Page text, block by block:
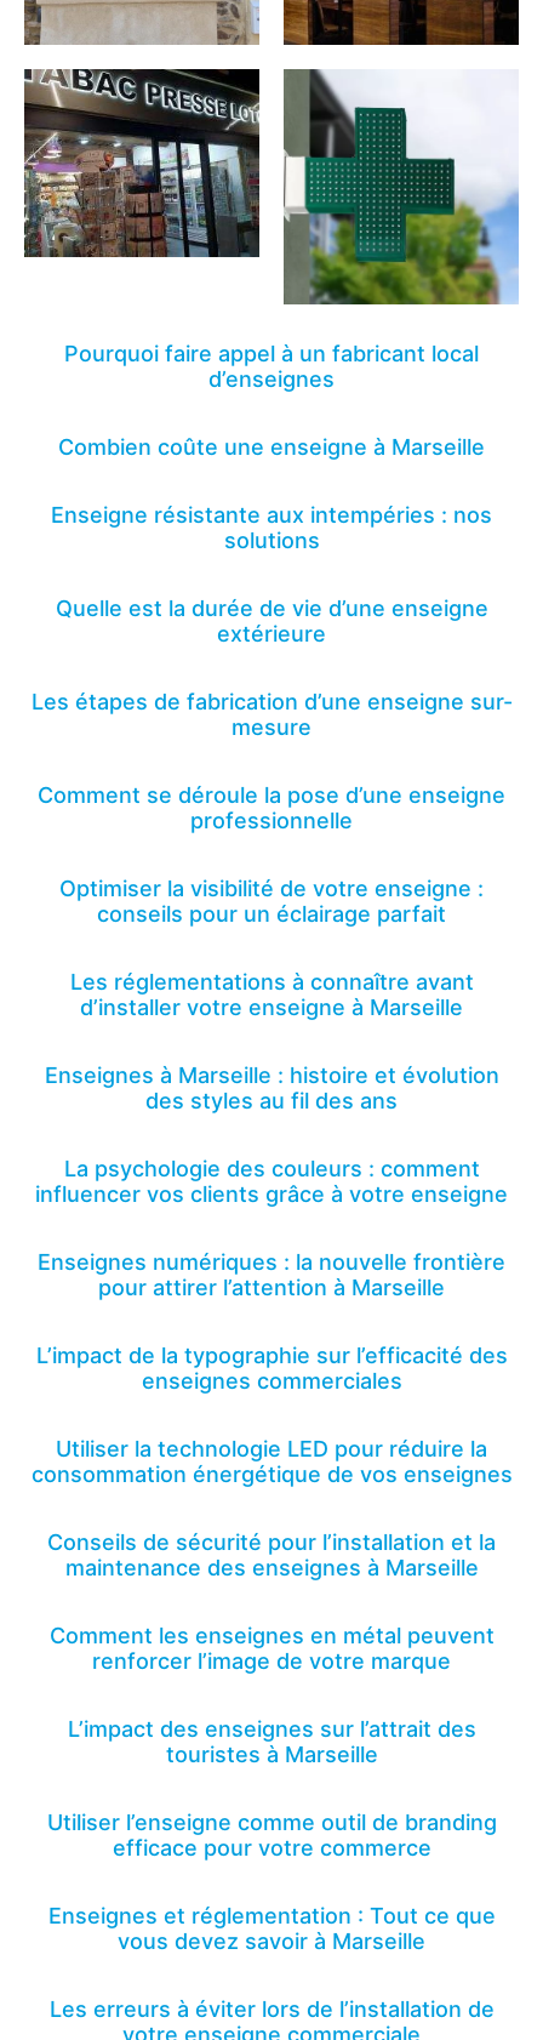
Pourquoi faire appel à un fabricant local
d’enseignes
Combien coûte une enseigne à Marseille
Enseigne résistante aux intempéries : nos
solutions
Quelle est la durée de vie d’une enseigne
extérieure
Les étapes de fabrication d’une enseigne sur-
mesure
Comment se déroule la pose d’une enseigne
professionnelle
Optimiser la visibilité de votre enseigne :
conseils pour un éclairage parfait
Les réglementations à connaître avant
d’installer votre enseigne à Marseille
Enseignes à Marseille : histoire et évolution
des styles au fil des ans
La psychologie des couleurs : comment
influencer vos clients grâce à votre enseigne
Enseignes numériques : la nouvelle frontière
pour attirer l’attention à Marseille
L’impact de la typographie sur l’efficacité des
enseignes commerciales
Utiliser la technologie LED pour réduire la
consommation énergétique de vos enseignes
Conseils de sécurité pour l’installation et la
maintenance des enseignes à Marseille
Comment les enseignes en métal peuvent
renforcer l’image de votre marque
L’impact des enseignes sur l’attrait des
touristes à Marseille
Utiliser l’enseigne comme outil de branding
efficace pour votre commerce
Enseignes et réglementation : Tout ce que
vous devez savoir à Marseille
Les erreurs à éviter lors de l’installation de
votre enseigne commerciale